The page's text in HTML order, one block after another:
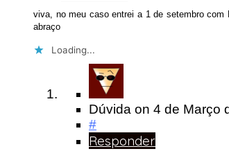
viva, no meu caso entrei a 1 de setembro
abraço
Loading...
Dúvida on 4 de Março
#
Responder